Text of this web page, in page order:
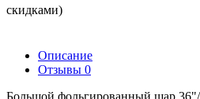
скидками)
Описание
Отзывы 0
Большой фольгированный шар